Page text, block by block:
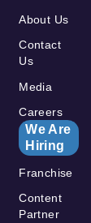
About Us
Contact
Us
Media
Careers
We Are
Hiring
Franchise
Content
Partner